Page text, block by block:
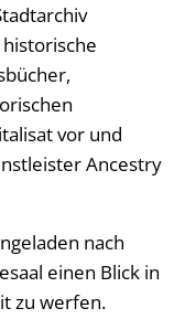
vor und
Ancestry
nach
einen Blick in
zu werfen.